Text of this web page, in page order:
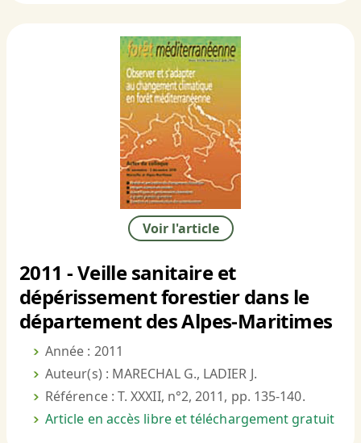
Voir l'article
2011 - Veille sanitaire et
dépérissement forestier dans le
département des Alpes-Maritimes
Année : 2011
Auteur(s) : MARECHAL G., LADIER J.
Référence : T. XXXII, n°2, 2011, pp. 135-140.
Article en accès libre et téléchargement gratuit